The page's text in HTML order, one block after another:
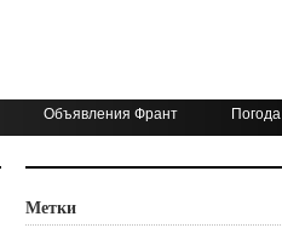
Объявления Франт Погода
Метки